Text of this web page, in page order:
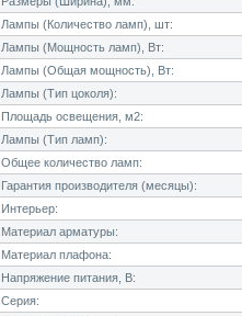
Лампы (Количество ламп), шт:
Лампы (Мощность ламп), Вт:
Лампы (Общая мощность), Вт:
Лампы (Тип цоколя):
Площадь освещения, м2:
Лампы (Тип ламп):
Общее количество ламп:
Гарантия производителя (месяцы):
Интерьер:
Материал арматуры:
Материал плафона:
Напряжение питания, В:
Серия: